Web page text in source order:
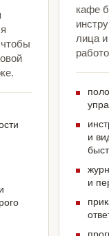
кафе
лица
и
и